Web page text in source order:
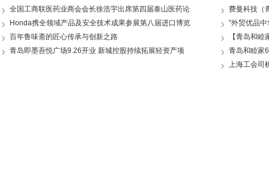
全国工商联医药业商会会长徐浩宇出席第四届泰山医药论
Honda携全领域产品及安全技术成果参展第八届进口博览
百年鲁味斋的匠心传承与创新之路
青岛即墨吾悦广场9.26开业 新城控股持续拓展轻资产项
费曼科技（
"外贸优品
【青岛和
青岛和睦家
上海工会司